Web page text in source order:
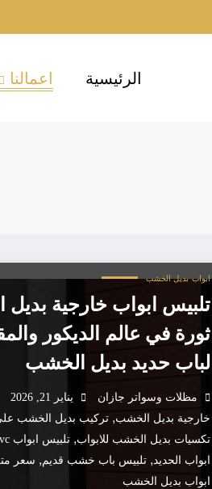
الرئيسية اعمالنا
ابواب بديل الخشب
تلبيس ابواب خارجية
ثورة في عالم الديكور
لباب حديد بديل الخشب
مظلات وسواتر جازان يناير 21, 2026
خارجية بديل الخشب, تركيب بديل الخشب
تكسيات بديل الخشب للابواب, تلبيس ابواب Pvc
ابواب الحديد, تلبيس باب خشب قديم, سعر
ابواب بديل الخشب